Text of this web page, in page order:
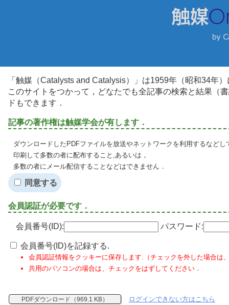
「触媒（Catalysts and Catalysis）」は1959年（昭和34年
このサイトをつかって，どなたでも全記事の検索と結果（
ドもできます．
記事の著作権は触媒学会が有します．
ダウンロードしたPDFファイルを放送やネットワークを利用するなど
印刷して多数の者に配布すること,あるいは，
多数の者にメール配信することなどはできません．
同意する
会員認証が必要です．
会員番号(ID): パスワード:
会員番号(ID)を記録する.
会員認証情報をクッキーに保存します.（チェックを外した場合は
共用のパソコンの場合は、チェックをはずしてください．
PDFダウンロード（969.1 KB）
ログインできない方はこちら